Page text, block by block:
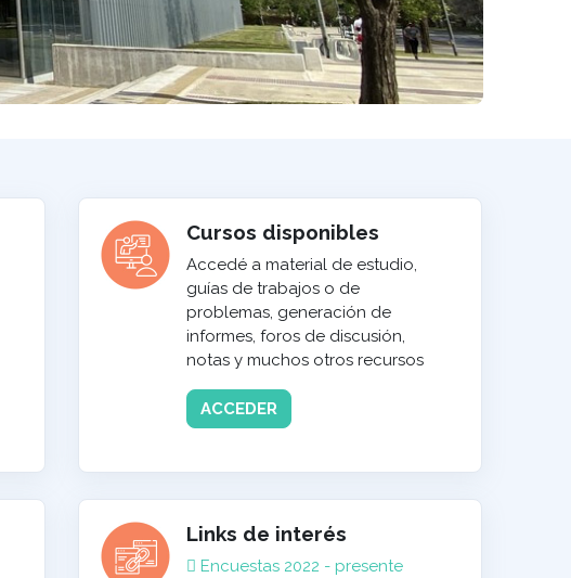
Cursos disponibles
Accedé a material de estudio,
guías de trabajos o de
problemas, generación de
informes, foros de discusión,
notas y muchos otros recursos
ACCEDER
Links de interés
Encuestas 2022 - presente